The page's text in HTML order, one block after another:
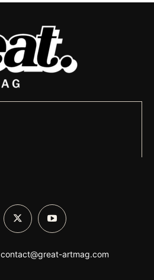
contact@great-artmag.com